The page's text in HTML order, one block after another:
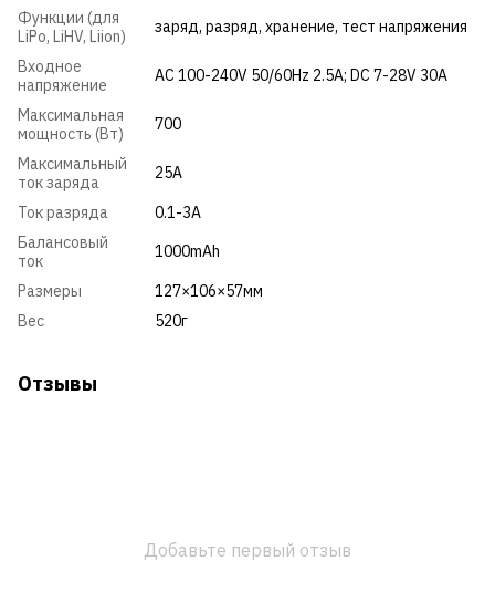
Функции (для
LiPo, LiHV, Liion)
заряд, разряд, хранение, тест напряжения
Входное
напряжение
AC 100-240V 50/60Hz 2.5A; DC 7-28V 30A
Максимальная
мощность (Вт)
700
Максимальный
ток заряда
25A
Ток разряда
0.1-3A
Балансовый
ток
1000mAh
Размеры
127×106×57мм
Вес
520г
Отзывы
Добавьте первый отзыв